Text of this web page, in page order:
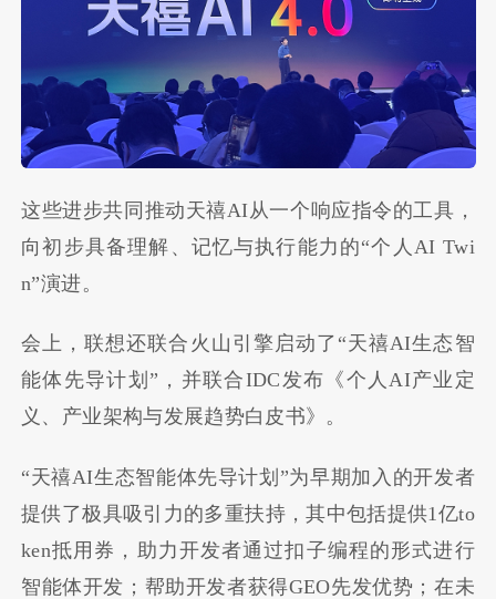
这些进步共同推动天禧AI从一个响应指令的工具，
向初步具备理解、记忆与执行能力的“个人AI Twi
n”演进。
会上，联想还联合火山引擎启动了“天禧AI生态智
能体先导计划”，并联合IDC发布《个人AI产业定
义、产业架构与发展趋势白皮书》。
“天禧AI生态智能体先导计划”为早期加入的开发者
提供了极具吸引力的多重扶持，其中包括提供1亿to
ken抵用券，助力开发者通过扣子编程的形式进行
智能体开发；帮助开发者获得GEO先发优势；在未